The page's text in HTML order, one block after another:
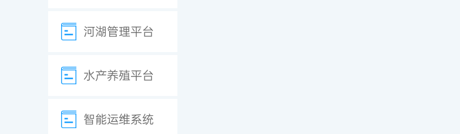
河湖管理平台
水产养殖平台
智能运维系统